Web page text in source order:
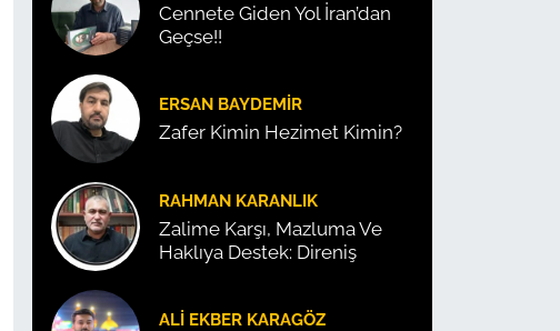
Cennete Giden Yol İran’dan
Geçse!!
ERSAN BAYDEMIR
Zafer Kimin Hezimet Kimin?
RAHMAN KARANLIK
Zalime Karşı, Mazluma Ve
Haklıya Destek: Direniş
ALI EKBER KARAGÖZ